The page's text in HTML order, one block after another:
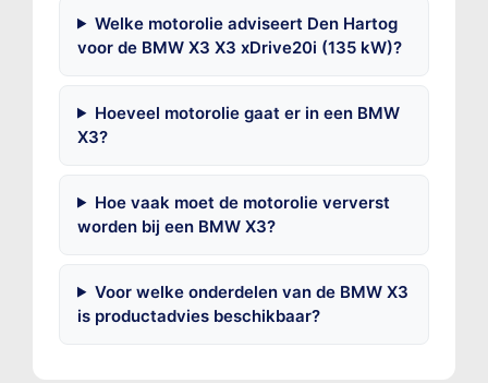
Welke motorolie adviseert Den Hartog
voor de BMW X3 X3 xDrive20i (135 kW)?
Hoeveel motorolie gaat er in een BMW
X3?
Hoe vaak moet de motorolie ververst
worden bij een BMW X3?
Voor welke onderdelen van de BMW X3
is productadvies beschikbaar?